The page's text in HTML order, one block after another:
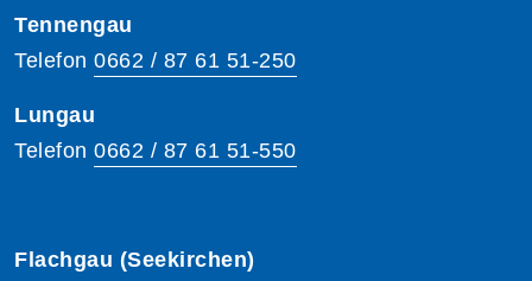
Tennengau
Telefon 0662 / 87 61 51-250
Lungau
Telefon 0662 / 87 61 51-550
Flachgau (Seekirchen)